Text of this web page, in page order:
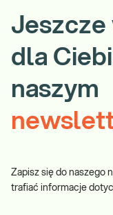
Jeszcze
dla
naszym
Zapisz się do naszego
trafiać informacje